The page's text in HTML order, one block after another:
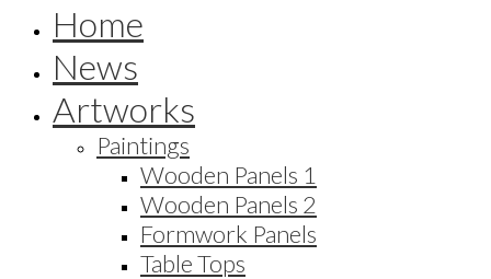
Home
News
Artworks
Paintings
Wooden Panels 1
Wooden Panels 2
Formwork Panels
Table Tops